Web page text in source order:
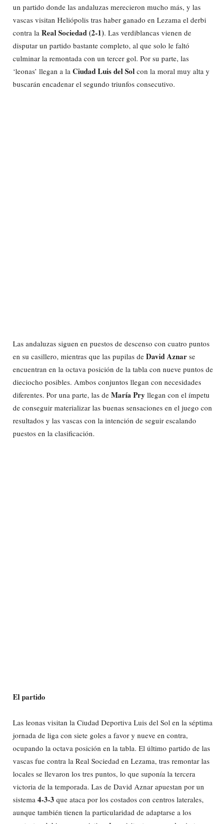
un partido donde las andaluzas merecieron mucho más, y las
vascas visitan Heliópolis tras haber ganado en Lezama el derbi
contra la Real Sociedad (2-1). Las verdiblancas vienen de
disputar un partido bastante completo, al que solo le faltó
culminar la remontada con un tercer gol. Por su parte, las
‘leonas’ llegan a la Ciudad Luis del Sol con la moral muy alta y
buscarán encadenar el segundo triunfos consecutivo.
Las andaluzas siguen en puestos de descenso con cuatro puntos
en su casillero, mientras que las pupilas de David Aznar se
encuentran en la octava posición de la tabla con nueve puntos de
dieciocho posibles. Ambos conjuntos llegan con necesidades
diferentes. Por una parte, las de María Pry llegan con el ímpetu
de conseguir materializar las buenas sensaciones en el juego con
resultados y las vascas con la intención de seguir escalando
puestos en la clasificación.
El partido
Las leonas visitan la Ciudad Deportiva Luis del Sol en la séptima
jornada de liga con siete goles a favor y nueve en contra,
ocupando la octava posición en la tabla. El último partido de las
vascas fue contra la Real Sociedad en Lezama, tras remontar las
locales se llevaron los tres puntos, lo que suponía la tercera
victoria de la temporada. Las de David Aznar apuestan por un
sistema 4-3-3 que ataca por los costados con centros laterales,
aunque también tienen la particularidad de adaptarse a los